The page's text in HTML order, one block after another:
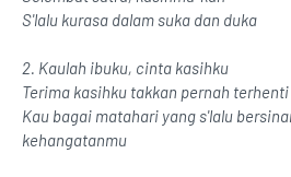
S'lalu kurasa dalam suka dan duka
2. Kaulah ibuku, cinta kasihku
Terima kasihku takkan pernah terhenti
Kau bagai matahari yang s'lalu
kehangatanmu